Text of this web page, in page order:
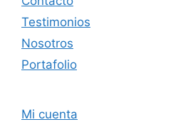
Testimonios
Nosotros
Portafolio
Mi cuenta